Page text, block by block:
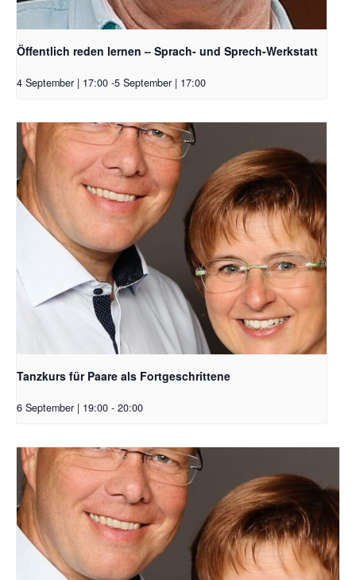
Öffentlich reden lernen – Sprach- und Sprech-Werkstatt
4 September | 17:00 -5 September | 17:00
Tanzkurs für Paare als Fortgeschrittene
6 September | 19:00 - 20:00